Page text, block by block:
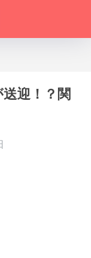
迎！？関